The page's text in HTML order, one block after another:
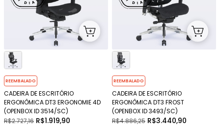
REEMBALADO
CADEIRA DE ESCRITÓRIO
ERGONÔMICA DT3 ERGONOMIE 4D
(OPENBOX ID 3514/SC)
R$2.727,16 R$1.919,90
REEMBALADO
CADEIRA DE ESCRITÓRIO
ERGONÔMICA DT3 FROST
(OPENBOX ID 3493/SC)
R$4.886,25 R$3.440,90